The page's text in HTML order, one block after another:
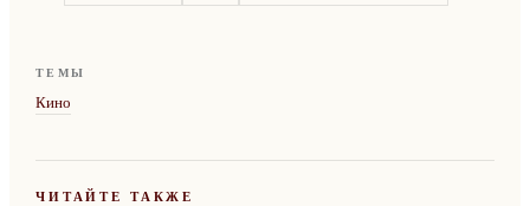
ТЕМЫ
Кино
ЧИТАЙТЕ ТАКЖЕ